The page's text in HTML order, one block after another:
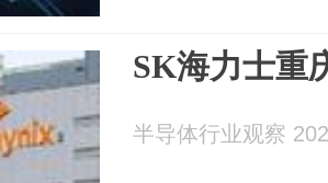
SK海力士重
半导体行业观察